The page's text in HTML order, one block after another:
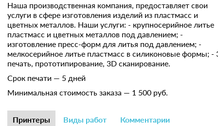
Наша производственная компания, предоставляет свои
услуги в сфере изготовления изделий из пластмасс и
цветных металлов. Наши услуги: - крупносерийное литье
пластмасс и цветных металлов под давлением; -
изготовление пресс-форм для литья под давлением; -
мелкосерийное литье пластмасс в силиконовые формы; -
печать, прототипирование, 3D сканирование.
Срок печати — 5 дней
Минимальная стоимость заказа — 1 500 руб.
Принтеры Виды работ Комментарии